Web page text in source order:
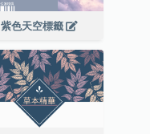
紫色天空標籤